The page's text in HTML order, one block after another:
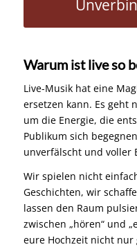
Warum ist live so
Live-Musik hat eine
ersetzen kann. Es geht
um die Energie, die
Publikum sich
unverfälscht und voller
Wir spielen nicht
Geschichten, wir
lassen den Raum
zwischen „hören“ und
eure Hochzeit nicht